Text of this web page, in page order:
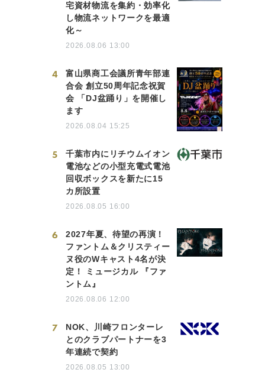
宅資材物流を集約・効率化
し物流ネットワークを最適
化～
2026.08.06 13:00
4
富山県商工会議所青年部連
合会 創立50周年記念祝賀
会 「DJ盆踊り」を開催し
ます
2026.08.04 15:25
5
千葉市内にリチウムイオン
電池などの小型充電式電池
回収ボックスを新たに15
カ所設置
2026.08.05 16:00
6
2027年夏、待望の再演！
ファントム＆クリスティー
ヌ役のWキャスト4名が決
定！ ミュージカル 『ファ
ントム』
2026.08.06 12:00
7
NOK、川崎フロンターレ
とのクラブパートナーを3
年連続で契約
2026.08.05 13:00